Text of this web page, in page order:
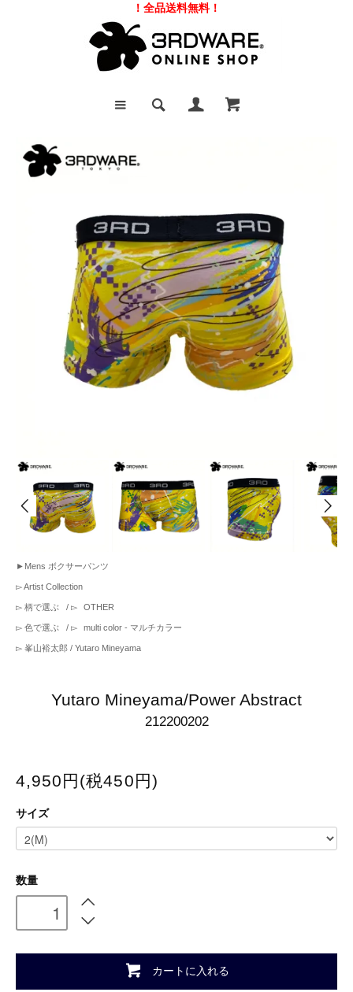
！全品送料無料！
► Mens ボクサーパンツ
▻Artist Collection
▻ 柄で選ぶ / ▻ OTHER
▻ 色で選ぶ / ▻ multi color - マルチカラー
▻ 峯山裕太郎 / Yutaro Mineyama
Yutaro Mineyama/Power Abstract
212200202
4,950円(税450円)
サイズ
数量
カートに入れる